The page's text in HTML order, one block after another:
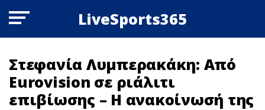
LiveSports365
Στεφανία Λυμπερακάκη: Από
Eurovision σε ριάλιτι
επιβίωσης – Η ανακοίνωσή της